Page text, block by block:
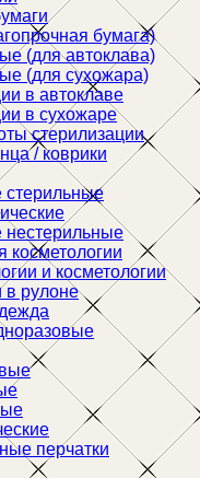
бумага)
(для автоклава)
(для сухожара)
в автоклаве
в сухожаре
стерилизации
/ коврики
стерильные
косметологии
и косметологии
рулоне
перчатки